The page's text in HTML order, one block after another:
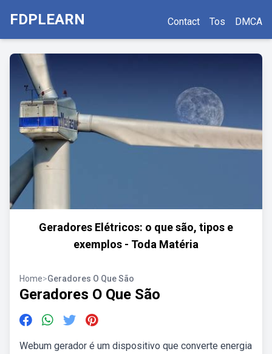
FDPLEARN Contact Tos DMCA
Geradores Elétricos: o que são, tipos e
exemplos - Toda Matéria
Home>Geradores O Que São
Geradores O Que São
Webum gerador é um dispositivo que converte energia